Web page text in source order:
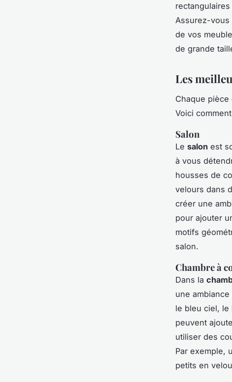
Assurez-
de vos
de grande
Les
Chaque
Voici
Salon
Le salon est
à vous
housses de
velours dans
créer une
pour ajouter
motifs
salon.
Chambre à
Dans la
une
le bleu ciel, le
peuvent
utiliser des
Par exemple,
petits en